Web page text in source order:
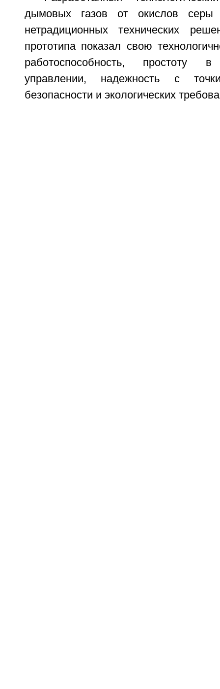
дымовых газов от окислов
нетрадиционных технических
прототипа показал свою
работоспособность, простоту
управлении, надежность с
безопасности и экологических